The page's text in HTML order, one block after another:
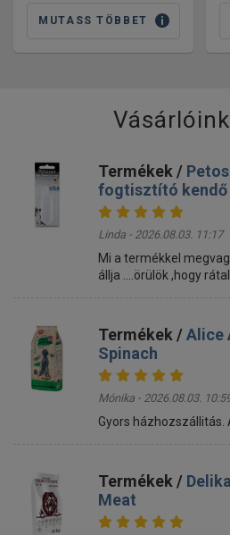
MUTASS TÖBBET
Termékek /
fogtisztító kendő
Linda - 2026.08.03. 11:17
Mi a termékkel
állja ....örülök ,hogy
Termékek /Alice
Spinach
Mónika - 2026.08.03.
Gyors
Termékek /
Meat